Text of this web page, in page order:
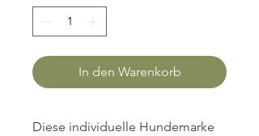
In den Warenkorb
Diese individuelle Hundemarke